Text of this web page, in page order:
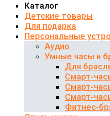
Каталог
Детские товары
Для подарка
Персональные
Аудио
Умные часы и
Для
Смарт-
Смарт-
Смарт-
Фитнес-